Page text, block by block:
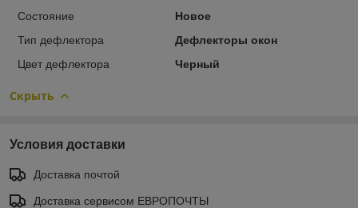
Состояние
Новое
Тип дефлектора
Дефлекторы окон
Цвет дефлектора
Черный
Скрыть
Условия доставки
Доставка почтой
Доставка сервисом ЕВРОПОЧТЫ